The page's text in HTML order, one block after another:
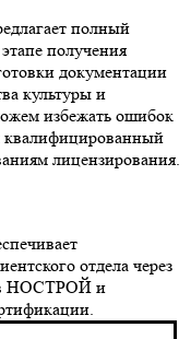
полный
получения
документации
культуры и
избежать ошибок
квалифицированный
лицензирования.
отдела через
в НОСТРОЙ и